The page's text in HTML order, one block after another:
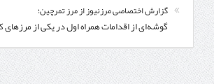
گزارش اختصاصی مرزنیوز از مرز تمرچین؛
گوشه‌ای از اقدامات همراه اول در یکی از